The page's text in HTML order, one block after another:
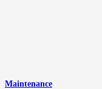
Maintenance